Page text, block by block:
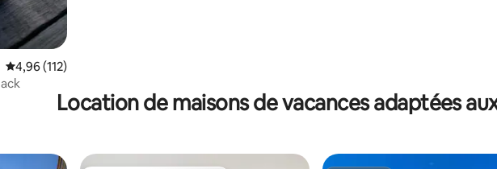
Évaluation moyenne sur la base de 112 commentaires : 4,96 sur 5
4,96 (112)
Location de maisons de vacances adaptées